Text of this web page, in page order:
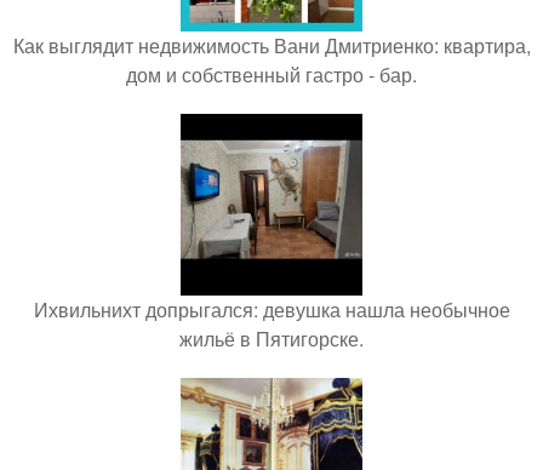
Как выглядит недвижимость Вани Дмитриенко: квартира,
дом и собственный гастро - бар.
Ихвильнихт допрыгался: девушка нашла необычное
жильё в Пятигорске.